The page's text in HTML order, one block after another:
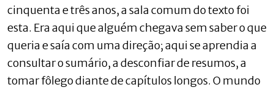
cinquenta e três anos, a sala comum do texto foi
esta. Era aqui que alguém chegava sem saber o que
queria e saía com uma direção; aqui se aprendia a
consultar o sumário, a desconfiar de resumos, a
tomar fôlego diante de capítulos longos. O mundo